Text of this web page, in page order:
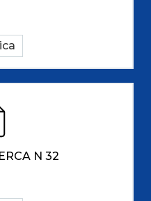
N 32